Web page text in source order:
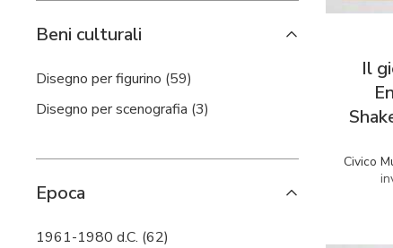
Beni culturali
Disegno per figurino (59)
Disegno per scenografia (3)
Epoca
1961-1980 d.C. (62)
Il
Civico